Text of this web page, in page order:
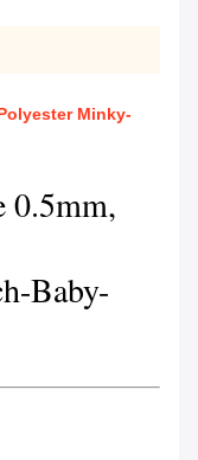
Minky-
0.5mm,
Baby-